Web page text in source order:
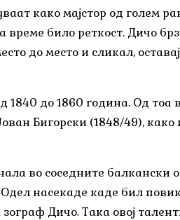
како мајстор од голем
било реткост. Дичо
до место и сликал,
до 1860 година. Од тоа
Бигорски (1848/49),
во соседните балкански
насекаде каде бил
Дичо. Така овој